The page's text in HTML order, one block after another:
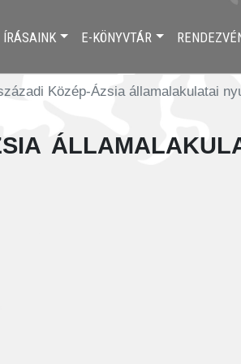
ÍRÁSAINK E-KÖNYVTÁR
Közép-Ázsia államalakulatai